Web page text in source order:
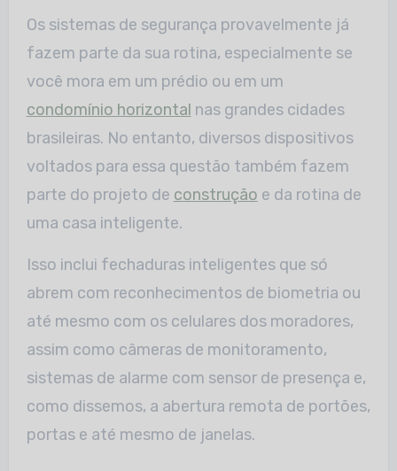
Os sistemas de segurança provavelmente já
fazem parte da sua rotina, especialmente se
você mora em um prédio ou em um
condomínio horizontal nas grandes cidades
brasileiras. No entanto, diversos dispositivos
voltados para essa questão também fazem
parte do projeto de construção e da rotina de
uma casa inteligente.
Isso inclui fechaduras inteligentes que só
abrem com reconhecimentos de biometria ou
até mesmo com os celulares dos moradores,
assim como câmeras de monitoramento,
sistemas de alarme com sensor de presença e,
como dissemos, a abertura remota de portões,
portas e até mesmo de janelas.